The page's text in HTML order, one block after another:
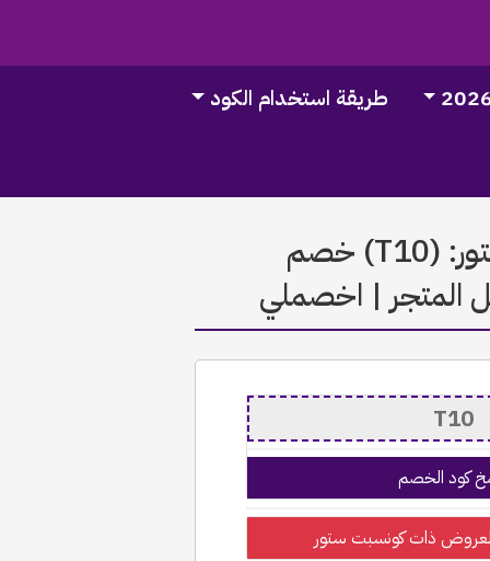
طريقة استخدام الكود
اقوي كود خصم ذات كونسبت ستور: (T10) خصم
كود الخصم
ذات كونسبت ستور